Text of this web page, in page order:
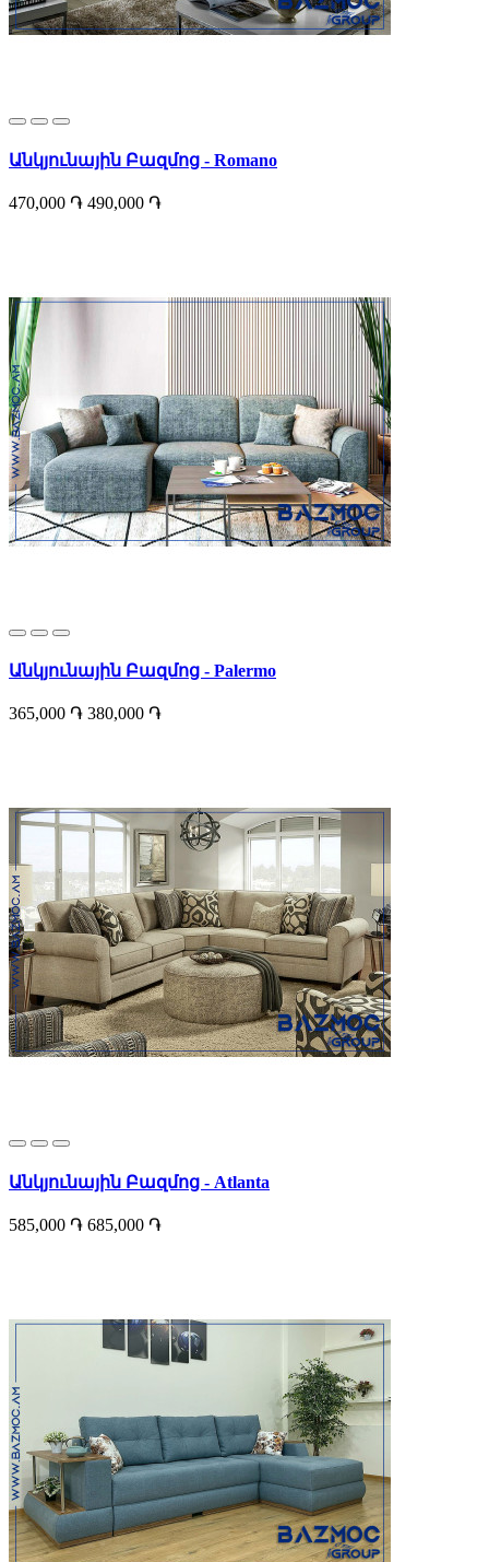
Անկյունային Բազմոց - Romano
470,000 ֏ 490,000 ֏
Անկյունային Բազմոց - Palermo
365,000 ֏ 380,000 ֏
Անկյունային Բազմոց - Atlanta
585,000 ֏ 685,000 ֏